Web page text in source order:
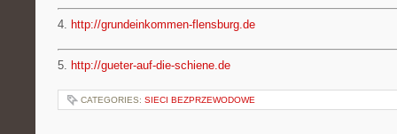
4. http://grundeinkommen-flensburg.de
5. http://gueter-auf-die-schiene.de
CATEGORIES: SIECI BEZPRZEWODOWE